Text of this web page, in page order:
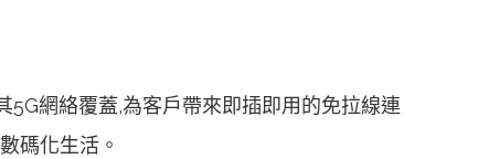
網絡覆蓋,為客戶帶來即插即用的免拉線連
碼化生活。